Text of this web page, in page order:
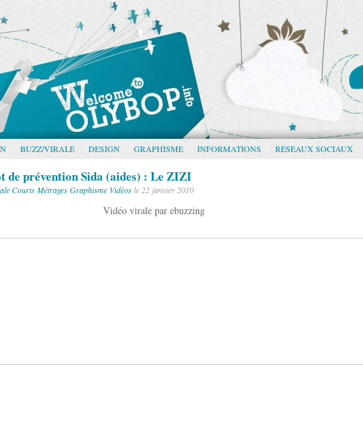
BUZZ/VIRALE DESIGN GRAPHISME INFORMATIONS RÉSEAUX SOCIAUX
de prévention Sida (aides) : Le ZIZI
Courts MétragesGraphisme Vidéosle 22 janvier 2010
Vidéo virale par ebuzzing